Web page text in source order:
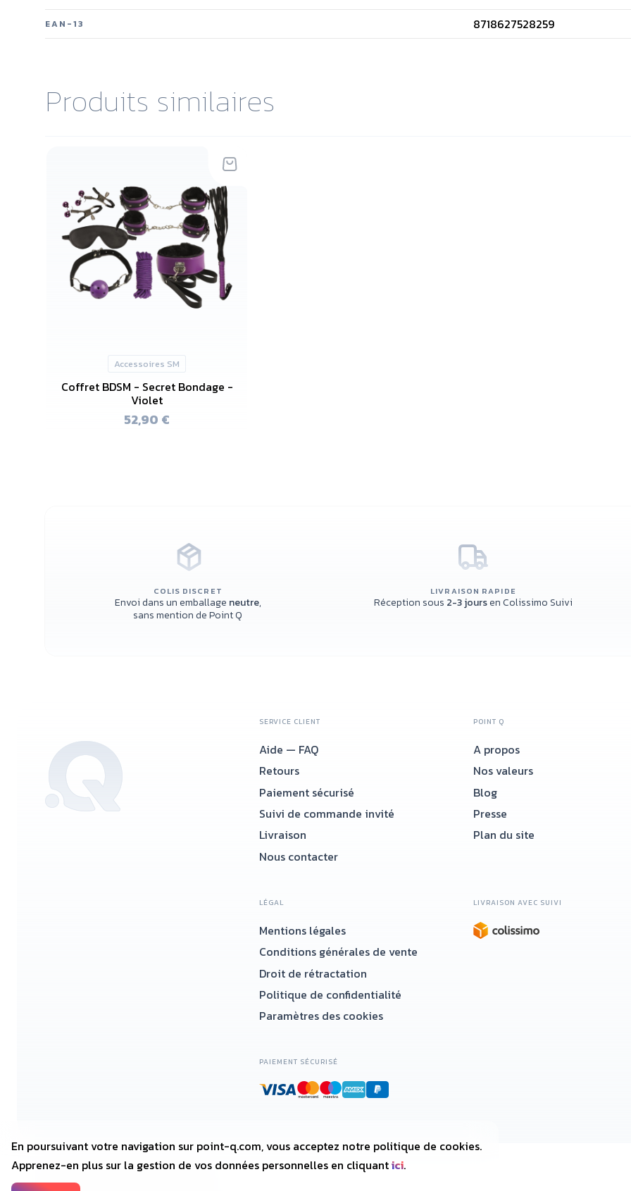
EAN-13 8718627528259
Produits similaires
Accessoires SM
Coffret BDSM - Secret Bondage -
Violet
52,90 €
COLIS DISCRET
Envoi dans un emballage neutre,
sans mention de Point Q
LIVRAISON RAPIDE
Réception sous 2-3 joursen Colissimo Suivi
SERVICE CLIENT
Aide — FAQ
Retours
Paiement sécurisé
Suivi de commande invité
Livraison
Nous contacter
POINT Q
A propos
Nos valeurs
Blog
Presse
Plan du site
LÉGAL
Mentions légales
Conditions générales de vente
Droit de rétractation
Politique de confidentialité
Paramètres des cookies
LIVRAISON AVEC SUIVI
PAIEMENT SÉCURISÉ
2018—2025 • POINT-Q.COM
En poursuivant votre navigation sur point-q.com, vous acceptez notre politique de cookies.
Apprenez-en plus sur la gestion de vos données personnelles en cliquantici.